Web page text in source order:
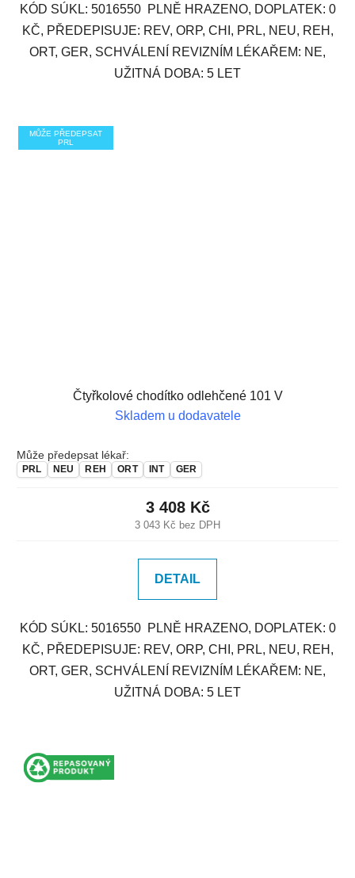
KÓD SÚKL: 5016550 PLNĚ HRAZENO, DOPLATEK: 0
KČ, PŘEDEPISUJE: REV, ORP, CHI, PRL, NEU, REH,
ORT, GER, SCHVÁLENÍ REVIZNÍM LÉKAŘEM: NE,
UŽITNÁ DOBA: 5 LET
MŮŽE PŘEDEPSAT
PRL
Čtyřkolové chodítko odlehčené 101 V
Skladem u dodavatele
Může předepsat lékař:
PRL NEU REH ORT INT GER
3 043 Kč bez DPH
3 408 Kč
DETAIL
KÓD SÚKL: 5016550 PLNĚ HRAZENO, DOPLATEK: 0
KČ, PŘEDEPISUJE: REV, ORP, CHI, PRL, NEU, REH,
ORT, GER, SCHVÁLENÍ REVIZNÍM LÉKAŘEM: NE,
UŽITNÁ DOBA: 5 LET